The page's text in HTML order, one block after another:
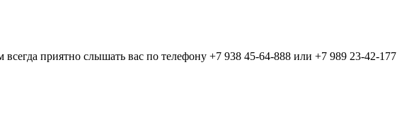
приятно слышать вас по телефону +7 938 45-64-888 или +7 989 23-42-177